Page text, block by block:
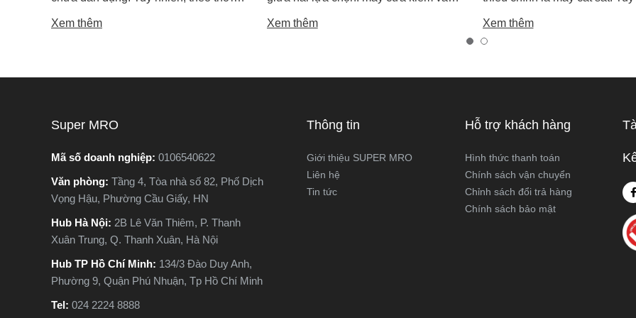
xuống cấp và hư hỏng nếu không được
các dấu hiệu máy khoan sắp hỏng? Hãy
cùng Super MRO tìm hiểu 7 dấu hiệu
sửa chữa kịp thời và kéo dài tuổi thọ
cho máy khoan.
Xem thêm
trong các công việc cắt gỗ, sắt, nhựa và
khác nhau như thế nào? Loại nào sẽ
phù hợp với công việc của bạn hơn?
Xem thêm
biến là máy cắt sắt để bàn và
sắt cầm tay, khiến nhiều người
và tư vấn chọn lựa loại máy
nhất với nhu cầu sử dụng thực
Xem thêm
Super MRO
Mã số doanh nghiệp: 0106540622
Văn phòng: Tầng 4, Tòa nhà số 82, Phố Dịch
Vọng Hậu, Phường Cầu Giấy, HN
Hub Hà Nội: 2B Lê Văn Thiêm, P. Thanh
Xuân Trung, Q. Thanh Xuân, Hà Nội
Hub TP Hồ Chí Minh: 134/3 Đào Duy Anh,
Phường 9, Quận Phú Nhuận, Tp Hồ Chí Minh
Tel: 024 2224 8888
Thông tin
Giới thiệu SUPER MRO
Liên hệ
Tin tức
Hỗ trợ khách hàng
Hình thức thanh toán
Chính sách vận chuyển
Chỉnh sách đổi trả hàng
Chính sách bảo mật